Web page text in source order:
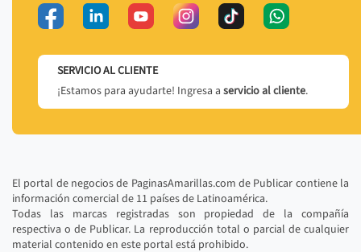
SERVICIO AL CLIENTE
¡Estamos para ayudarte! Ingresa a servicio al cliente.
El portal de negocios de PaginasAmarillas.com de Publicar contiene la
información comercial de 11 países de Latinoamérica.
Todas las marcas registradas son propiedad de la compañía
respectiva o de Publicar. La reproducción total o parcial de cualquier
material contenido en este portal está prohibido.